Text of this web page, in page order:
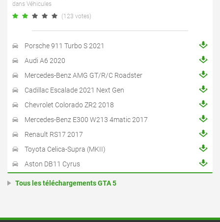
dans Véhicules
(123 votes)
Porsche 911 Turbo S 2021
Audi A6 2020
Mercedes-Benz AMG GT/R/C Roadster
Cadillac Escalade 2021 Next Gen
Chevrolet Colorado ZR2 2018
Mercedes-Benz E300 W213 4matic 2017
Renault RS17 2017
Toyota Celica-Supra (MKII)
Aston DB11 Cyrus
Tous les téléchargements GTA 5